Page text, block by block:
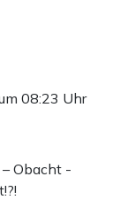
08:23 Uhr
Obacht -